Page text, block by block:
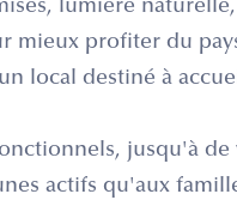
lumière naturelle,
mieux profiter du
local destiné à
jusqu'à de
actifs qu'aux